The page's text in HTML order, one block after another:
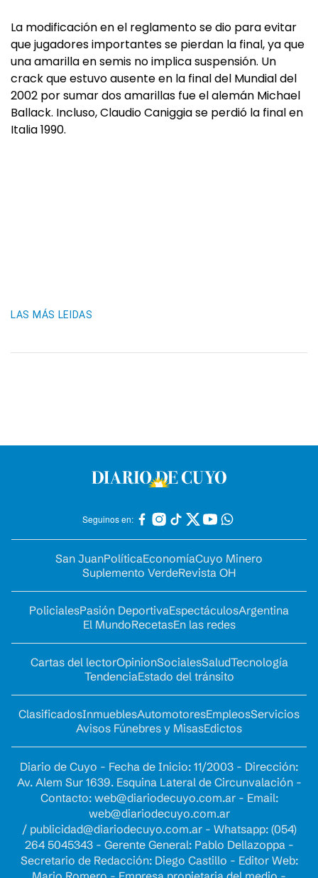
La modificación en el reglamento se dio para evitar
que jugadores importantes se pierdan la final, ya que
una amarilla en semis no implica suspensión. Un
crack que estuvo ausente en la final del Mundial del
2002 por sumar dos amarillas fue el alemán Michael
Ballack. Incluso, Claudio Caniggia se perdió la final en
Italia 1990.
LAS MÁS LEIDAS
Seguinos en:
San JuanPolíticaEconomíaCuyo Minero
Suplemento VerdeRevista OH
PolicialesPasión DeportivaEspectáculosArgentina
El MundoRecetasEn las redes
Cartas del lectorOpinionSocialesSaludTecnología
TendenciaEstado del tránsito
ClasificadosInmueblesAutomotoresEmpleosServicios
Avisos Fúnebres y MisasEdictos
Diario de Cuyo - Fecha de Inicio: 11/2003 - Dirección:
Av. Alem Sur 1639. Esquina Lateral de Circunvalación -
Contacto: web@diariodecuyo.com.ar- Email:
web@diariodecuyo.com.ar
/ publicidad@diariodecuyo.com.ar- Whatsapp: (054)
264 5045343 - Gerente General: Pablo Dellazoppa -
Secretario de Redacción: Diego Castillo - Editor Web: